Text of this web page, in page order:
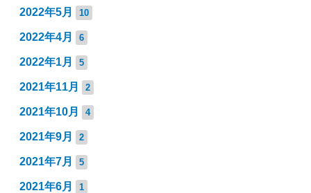
2022年5月 10
2022年4月 6
2022年1月 5
2021年11月 2
2021年10月 4
2021年9月 2
2021年7月 5
2021年6月 1